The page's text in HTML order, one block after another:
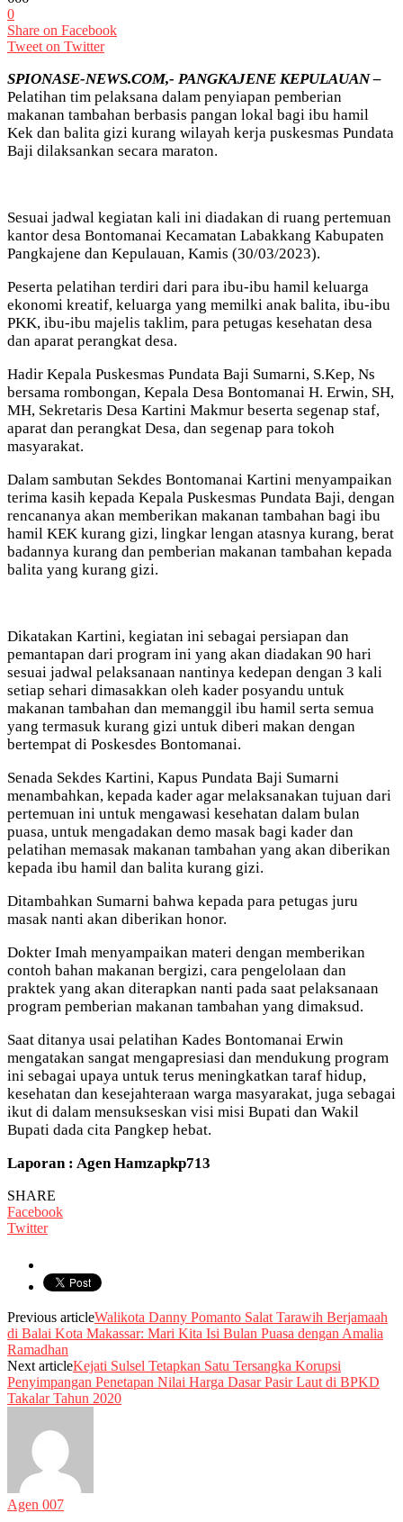
0
Share on Facebook
Tweet on Twitter
SPIONASE-NEWS.COM,- PANGKAJENE KEPULAUAN –
Pelatihan tim pelaksana dalam penyiapan pemberian
makanan tambahan berbasis pangan lokal bagi ibu hamil
Kek dan balita gizi kurang wilayah kerja puskesmas Pundata
Baji dilaksankan secara maraton.
Sesuai jadwal kegiatan kali ini diadakan di ruang pertemuan
kantor desa Bontomanai Kecamatan Labakkang Kabupaten
Pangkajene dan Kepulauan, Kamis (30/03/2023).
Peserta pelatihan terdiri dari para ibu-ibu hamil keluarga
ekonomi kreatif, keluarga yang memilki anak balita, ibu-ibu
PKK, ibu-ibu majelis taklim, para petugas kesehatan desa
dan aparat perangkat desa.
Hadir Kepala Puskesmas Pundata Baji Sumarni, S.Kep, Ns
bersama rombongan, Kepala Desa Bontomanai H. Erwin, SH,
MH, Sekretaris Desa Kartini Makmur beserta segenap staf,
aparat dan perangkat Desa, dan segenap para tokoh
masyarakat.
Dalam sambutan Sekdes Bontomanai Kartini menyampaikan
terima kasih kepada Kepala Puskesmas Pundata Baji, dengan
rencananya akan memberikan makanan tambahan bagi ibu
hamil KEK kurang gizi, lingkar lengan atasnya kurang, berat
badannya kurang dan pemberian makanan tambahan kepada
balita yang kurang gizi.
Dikatakan Kartini, kegiatan ini sebagai persiapan dan
pemantapan dari program ini yang akan diadakan 90 hari
sesuai jadwal pelaksanaan nantinya kedepan dengan 3 kali
setiap sehari dimasakkan oleh kader posyandu untuk
makanan tambahan dan memanggil ibu hamil serta semua
yang termasuk kurang gizi untuk diberi makan dengan
bertempat di Poskesdes Bontomanai.
Senada Sekdes Kartini, Kapus Pundata Baji Sumarni
menambahkan, kepada kader agar melaksanakan tujuan dari
pertemuan ini untuk mengawasi kesehatan dalam bulan
puasa, untuk mengadakan demo masak bagi kader dan
pelatihan memasak makanan tambahan yang akan diberikan
kepada ibu hamil dan balita kurang gizi.
Ditambahkan Sumarni bahwa kepada para petugas juru
masak nanti akan diberikan honor.
Dokter Imah menyampaikan materi dengan memberikan
contoh bahan makanan bergizi, cara pengelolaan dan
praktek yang akan diterapkan nanti pada saat pelaksanaan
program pemberian makanan tambahan yang dimaksud.
Saat ditanya usai pelatihan Kades Bontomanai Erwin
mengatakan sangat mengapresiasi dan mendukung program
ini sebagai upaya untuk terus meningkatkan taraf hidup,
kesehatan dan kesejahteraan warga masyarakat, juga sebagai
ikut di dalam mensukseskan visi misi Bupati dan Wakil
Bupati dada cita Pangkep hebat.
Laporan : Agen Hamzapkp713
SHARE
Facebook
Twitter
Previous articleWalikota Danny Pomanto Salat Tarawih Berjamaah
di Balai Kota Makassar: Mari Kita Isi Bulan Puasa dengan Amalia
Ramadhan
Next articleKejati Sulsel Tetapkan Satu Tersangka Korupsi
Penyimpangan Penetapan Nilai Harga Dasar Pasir Laut di BPKD
Takalar Tahun 2020
Agen 007